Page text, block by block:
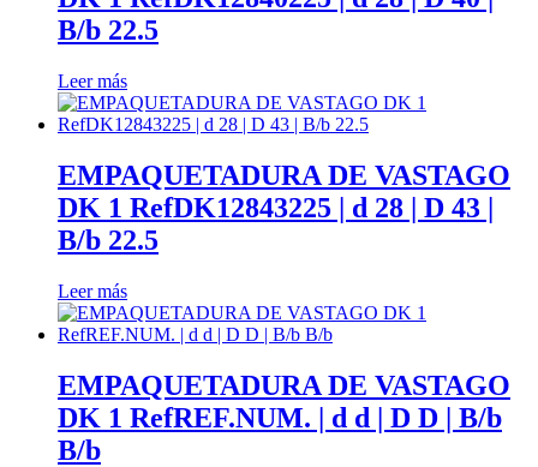
B/b 22.5
Leer más
EMPAQUETADURA DE VASTAGO
DK 1 RefDK12843225 | d 28 | D 43 |
B/b 22.5
Leer más
EMPAQUETADURA DE VASTAGO
DK 1 RefREF.NUM. | d d | D D | B/b
B/b
ayuda.
Marketing
Al compartir
comportamiento
mientras visitas
nuestro sitio,
aumentas la
posibilidad de
ofertas
personalizados.
Así verás lo que
interesa.